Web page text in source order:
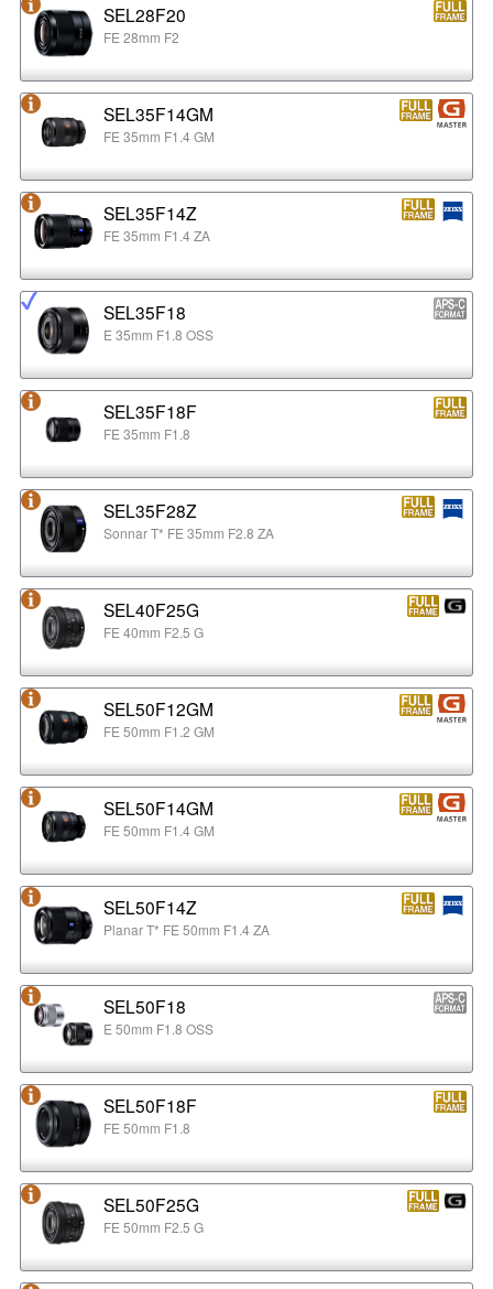
SEL28F20
FE 28mm F2
SEL35F14GM
FE 35mm F1.4 GM
SEL35F14Z
FE 35mm F1.4 ZA
SEL35F18
E 35mm F1.8 OSS
SEL35F18F
FE 35mm F1.8
SEL35F28Z
Sonnar T* FE 35mm F2.8 ZA
SEL40F25G
FE 40mm F2.5 G
SEL50F12GM
FE 50mm F1.2 GM
SEL50F14GM
FE 50mm F1.4 GM
SEL50F14Z
Planar T* FE 50mm F1.4 ZA
SEL50F18
E 50mm F1.8 OSS
SEL50F18F
FE 50mm F1.8
SEL50F25G
FE 50mm F2.5 G